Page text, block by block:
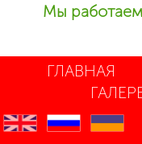
Мы
ГЛАВНАЯ
en ru uk